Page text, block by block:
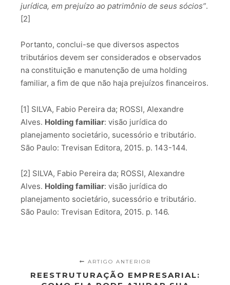
jurídica, em prejuízo ao patrimônio de seus sócios”.
[2]
Portanto, conclui-se que diversos aspectos
tributários devem ser considerados e observados
na constituição e manutenção de uma holding
familiar, a fim de que não haja prejuízos financeiros.
[1] SILVA, Fabio Pereira da; ROSSI, Alexandre
Alves. Holding familiar: visão jurídica do
planejamento societário, sucessório e tributário.
São Paulo: Trevisan Editora, 2015. p. 143-144.
[2] SILVA, Fabio Pereira da; ROSSI, Alexandre
Alves. Holding familiar: visão jurídica do
planejamento societário, sucessório e tributário.
São Paulo: Trevisan Editora, 2015. p. 146.
ARTIGO ANTERIOR
REESTRUTURAÇÃO EMPRESARIAL: